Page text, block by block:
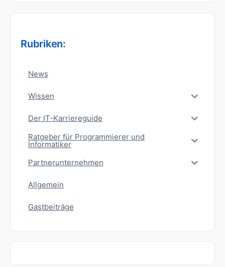
Rubriken:
News
Wissen
Der IT-Karriereguide
Ratgeber für Programmierer und
Informatiker
Partnerunternehmen
Allgemein
Gastbeiträge